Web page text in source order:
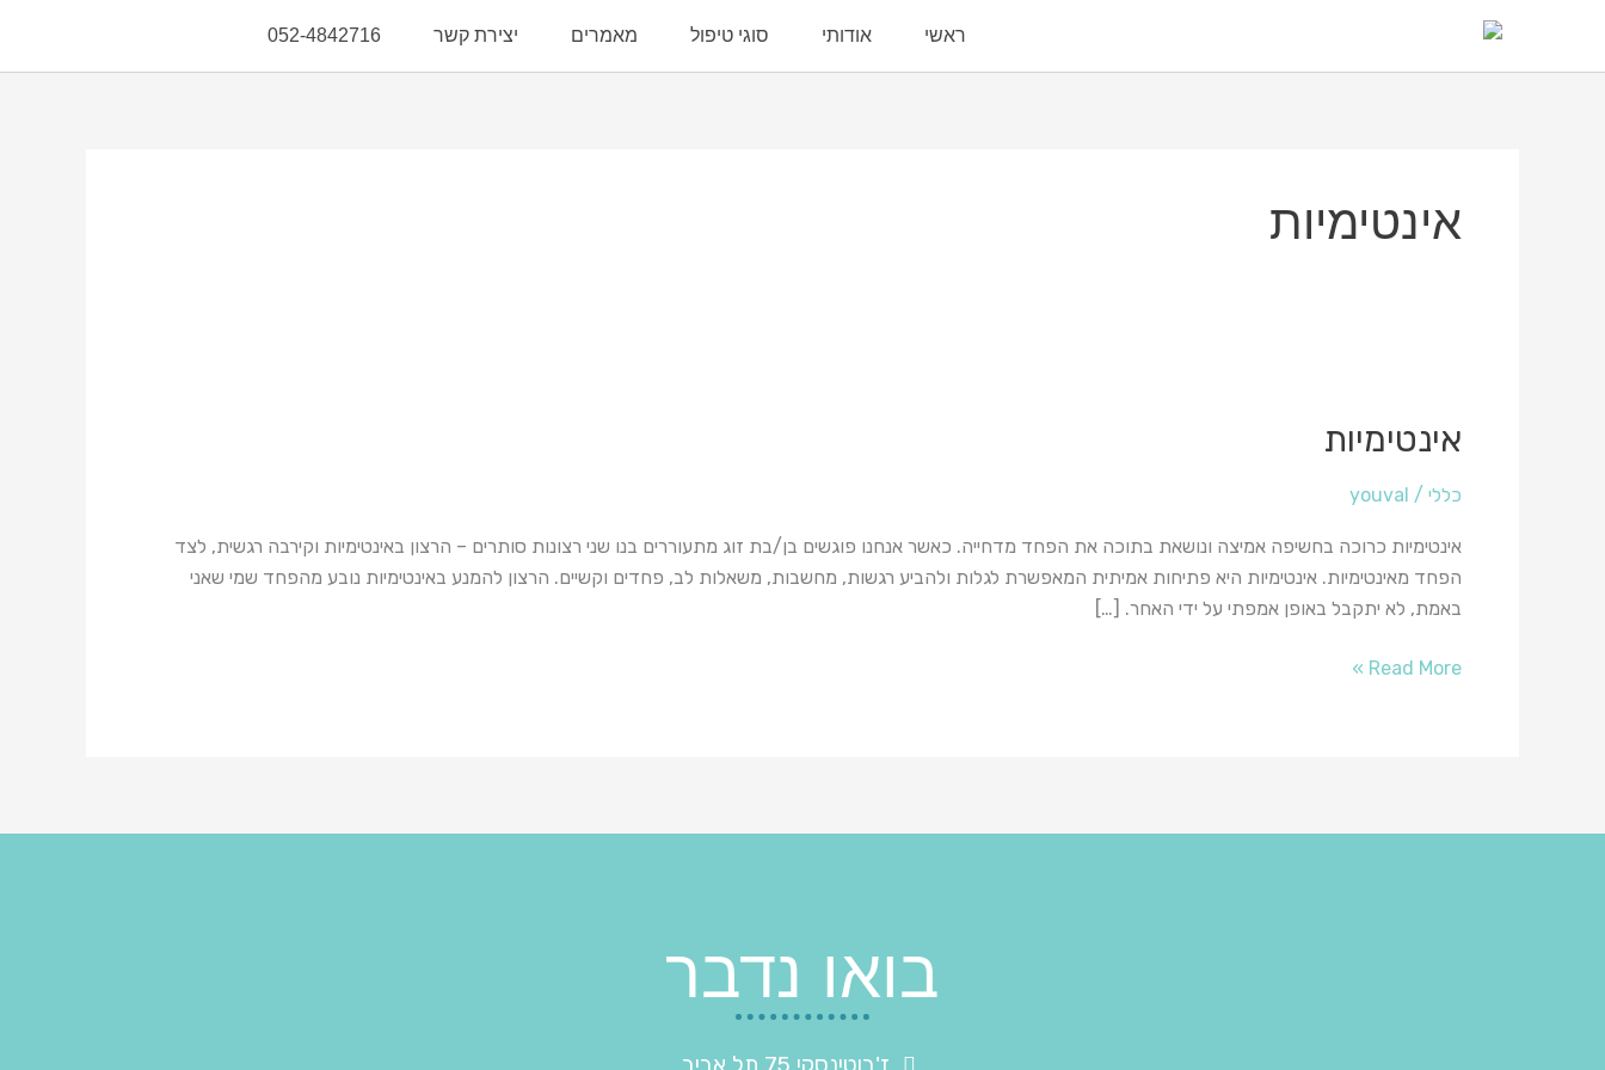
ראשי אודותי סוגי טיפול מאמרים יצירת קשר 052-4842716
אינטימיות
אינטימיות
כללי /
youval
אינטימיות כרוכה בחשיפה אמיצה ונושאת בתוכה את הפחד מדחייה. כאשר אנחנו פוגשים בן/בת זוג מתעוררים בנו שני רצונות סותרים – הרצון באינטימיות וקירבה רגשית, לצד
הפחד מאינטימיות. אינטימיות היא פתיחות אמיתית המאפשרת לגלות ולהביע רגשות, מחשבות, משאלות לב, פחדים וקשיים. הרצון להמנע באינטימיות נובע מהפחד שמי שאני
באמת, לא יתקבל באופן אמפתי על ידי האחר. […]
Read More »
בואו נדבר